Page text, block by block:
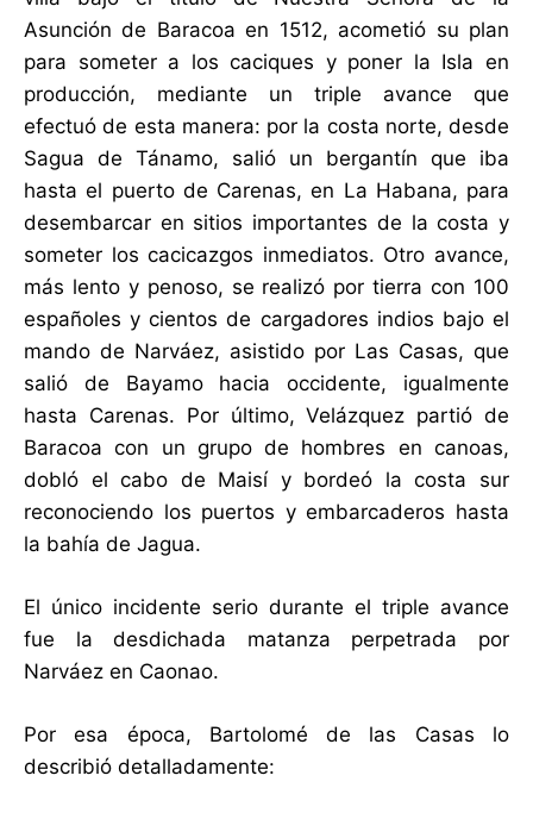
Asunción de Baracoa en 1512, acometió su plan
para someter a los caciques y poner la Isla en
producción, mediante un triple avance que
efectuó de esta manera: por la costa norte, desde
Sagua de Tánamo, salió un bergantín que iba
hasta el puerto de Carenas, en La Habana, para
desembarcar en sitios importantes de la costa y
someter los cacicazgos inmediatos. Otro avance,
más lento y penoso, se realizó por tierra con 100
españoles y cientos de cargadores indios bajo el
mando de Narváez, asistido por Las Casas, que
salió de Bayamo hacia occidente, igualmente
hasta Carenas. Por último, Velázquez partió de
Baracoa con un grupo de hombres en canoas,
dobló el cabo de Maisí y bordeó la costa sur
reconociendo los puertos y embarcaderos hasta
la bahía de Jagua.
El único incidente serio durante el triple avance
fue la desdichada matanza perpetrada por
Narváez en Caonao.
Por esa época, Bartolomé de las Casas lo
describió detalladamente: